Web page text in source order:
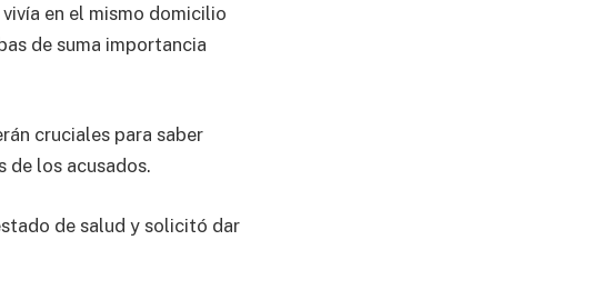
en el mismo domicilio
de suma importancia
cruciales para saber
de los acusados.
de salud y solicitó dar